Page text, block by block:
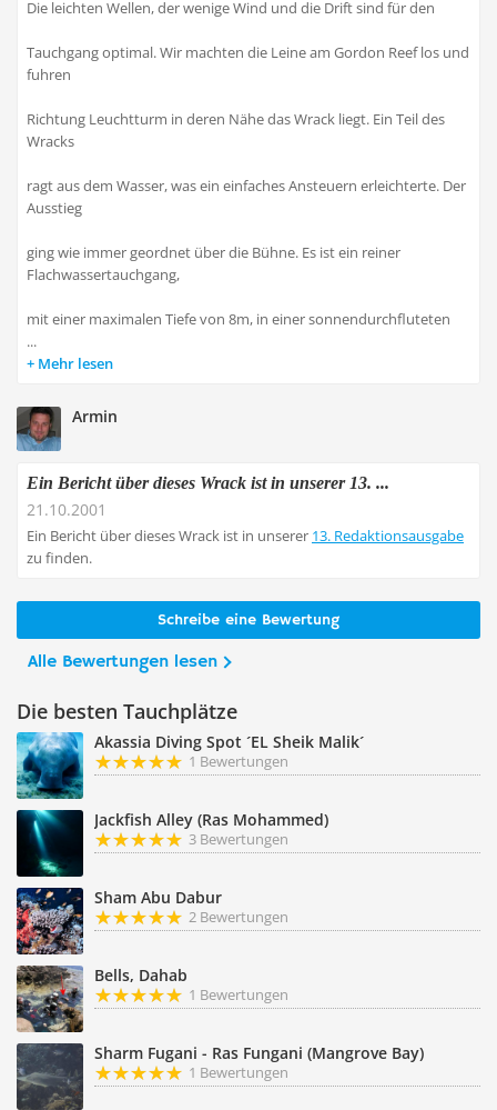
Die leichten Wellen, der wenige Wind und die Drift sind für den
Tauchgang optimal. Wir machten die Leine am Gordon Reef los und
fuhren
Richtung Leuchtturm in deren Nähe das Wrack liegt. Ein Teil des
Wracks
ragt aus dem Wasser, was ein einfaches Ansteuern erleichterte. Der
Ausstieg
ging wie immer geordnet über die Bühne. Es ist ein reiner
Flachwassertauchgang,
mit einer maximalen Tiefe von 8m, in einer sonnendurchfluteten
...
Mehr lesen
Armin
Ein Bericht über dieses Wrack ist in unserer 13. ...
21.10.2001
Ein Bericht über dieses Wrack ist in unserer 13. Redaktionsausgabe
zu finden.
Schreibe eine Bewertung
Alle Bewertungen lesen
Die besten Tauchplätze
Akassia Diving Spot ´EL Sheik Malik´
1 Bewertungen
Jackfish Alley (Ras Mohammed)
3 Bewertungen
Sham Abu Dabur
2 Bewertungen
Bells, Dahab
1 Bewertungen
Sharm Fugani - Ras Fungani (Mangrove Bay)
1 Bewertungen